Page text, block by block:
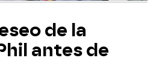
de la
antes de